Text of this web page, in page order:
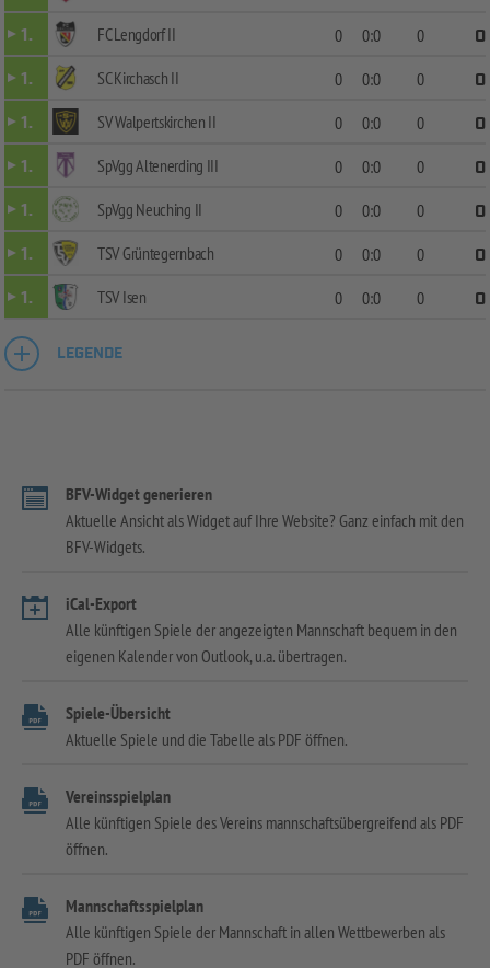
1.
FC Lengdorf II 0 0:0 0
0
1.
SC Kirchasch II 0 0:0 0
0
1.
SV Walpertskirchen II 0 0:0 0
0
1.
SpVgg Altenerding III 0 0:0 0
0
1.
SpVgg Neuching II 0 0:0 0
0
1.
TSV Grüntegernbach 0 0:0 0
0
1.
TSV Isen 0 0:0 0 0
LEGENDE
BFV-Widget generieren
Aktuelle Ansicht als Widget auf Ihre Website? Ganz einfach mit den
BFV-Widgets.
iCal-Export
Alle künftigen Spiele der angezeigten Mannschaft bequem in den
eigenen Kalender von Outlook, u.a. übertragen.
Spiele-Übersicht
Aktuelle Spiele und die Tabelle als PDF öffnen.
Vereinsspielplan
Alle künftigen Spiele des Vereins mannschaftsübergreifend als PDF
öffnen.
Mannschaftsspielplan
Alle künftigen Spiele der Mannschaft in allen Wettbewerben als
PDF öffnen.